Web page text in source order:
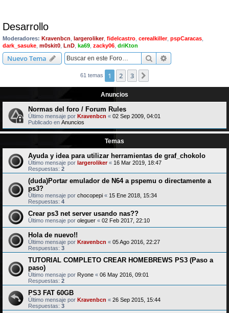
Desarrollo
Moderadores: Kravenbcn largeroliker, fidelcastro cerealkiller, pspCaracas
dark_sasuke m0skit0 LnD ka69 zacky06 driKton
Nuevo Tema Buscar
61 temas 1 2 3
Anuncios
Normas del foro / Forum Rules
Último mensaje por Kravenbcn « 02 Sep 2009, 04:01
Publicado en Anuncios
Temas
Ayuda y idea para utilizar herramientas de graf_chokolo
Último mensaje por largeroliker« 16 Mar 2019, 18:47
Respuestas: 2
(duda)Portar emulador de N64 a pspemu o directamente a
ps3?
Último mensaje por chocopepi « 15 Ene 2018, 15:34
Respuestas: 4
Crear ps3 net server usando nas??
Último mensaje por oleguer « 02 Feb 2017, 22:10
Hola de nuevo!!
Último mensaje por Kravenbcn « 05 Ago 2016, 22:27
Respuestas: 3
TUTORIAL COMPLETO CREAR HOMEBREWS PS3 (Paso a
paso)
Último mensaje por Ryone « 06 May 2016, 09:01
Respuestas: 2
PS3 FAT 60GB
Último mensaje por Kravenbcn « 26 Sep 2015, 15:44
Respuestas: 3